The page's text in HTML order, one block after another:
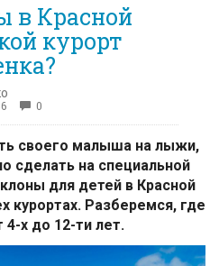
в Красной
курорт
0
своего малыша на лыжи,
сделать на специальной
для детей в Красной
курортах. Разберемся, где
х до 12-ти лет.